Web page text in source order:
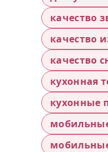
качество
качество
качество
кухонная
кухонные